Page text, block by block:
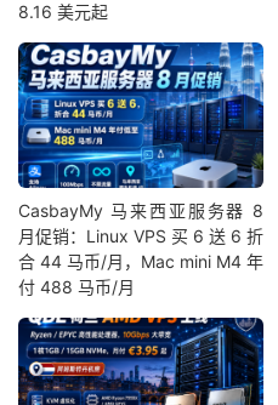
8.16 美元起
CasbayMy 马来西亚服务器 8
月促销：Linux VPS 买 6 送 6 折
合 44 马币/月，Mac mini M4 年
付 488 马币/月